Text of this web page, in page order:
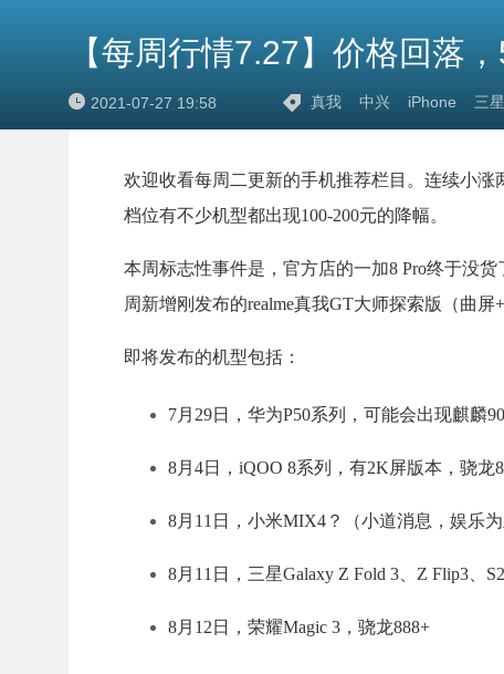
【每周行情7.27】价格回落
2021-07-27 19:58 真我 中兴 iPhone 三星
欢迎收看每周二更新的手机推荐栏目。连续小
档位有不少机型都出现100-200元的降幅。
本周标志性事件是，官方店的一加8 Pro终于没
周新增刚发布的realme真我GT大师探索版（曲
即将发布的机型包括：
7月29日，华为P50系列，可能会出现麒麟
8月4日，iQOO 8系列，有2K屏版本，骁龙
8月11日，小米MIX4？（小道消息，娱乐为
8月11日，三星Galaxy Z Fold 3、Z Flip3、
8月12日，荣耀Magic 3，骁龙888+